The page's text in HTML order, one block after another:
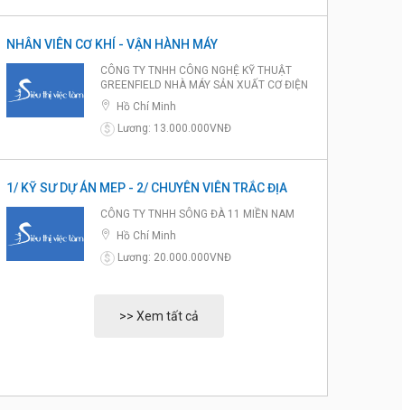
NHÂN VIÊN CƠ KHÍ - VẬN HÀNH MÁY
CÔNG TY TNHH CÔNG NGHỆ KỸ THUẬT
GREENFIELD NHÀ MÁY SẢN XUẤT CƠ ĐIỆN
Hồ Chí Minh
$
Lương: 13.000.000VNĐ
1/ KỸ SƯ DỰ ÁN MEP - 2/ CHUYÊN VIÊN TRẮC ĐỊA
CÔNG TY TNHH SÔNG ĐÀ 11 MIỀN NAM
Hồ Chí Minh
$
Lương: 20.000.000VNĐ
>> Xem tất cả